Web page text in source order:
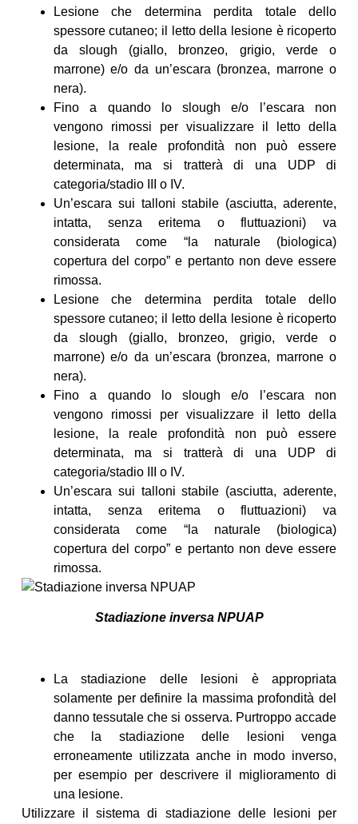
Lesione che determina perdita totale dello
spessore cutaneo; il letto della lesione è ricoperto
da slough (giallo, bronzeo, grigio, verde o
marrone) e/o da un’escara (bronzea, marrone o
nera).
Fino a quando lo slough e/o l’escara non
vengono rimossi per visualizzare il letto della
lesione, la reale profondità non può essere
determinata, ma si tratterà di una UDP di
categoria/stadio III o IV.
Un’escara sui talloni stabile (asciutta, aderente,
intatta, senza eritema o fluttuazioni) va
considerata come “la naturale (biologica)
copertura del corpo” e pertanto non deve essere
rimossa.
Lesione che determina perdita totale dello
spessore cutaneo; il letto della lesione è ricoperto
da slough (giallo, bronzeo, grigio, verde o
marrone) e/o da un’escara (bronzea, marrone o
nera).
Fino a quando lo slough e/o l’escara non
vengono rimossi per visualizzare il letto della
lesione, la reale profondità non può essere
determinata, ma si tratterà di una UDP di
categoria/stadio III o IV.
Un’escara sui talloni stabile (asciutta, aderente,
intatta, senza eritema o fluttuazioni) va
considerata come “la naturale (biologica)
copertura del corpo” e pertanto non deve essere
rimossa.
Stadiazione inversa NPUAP
La stadiazione delle lesioni è appropriata
solamente per definire la massima profondità del
danno tessutale che si osserva. Purtroppo accade
che la stadiazione delle lesioni venga
erroneamente utilizzata anche in modo inverso,
per esempio per descrivere il miglioramento di
una lesione.
Utilizzare il sistema di stadiazione delle lesioni per